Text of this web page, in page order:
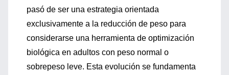
pasó de ser una estrategia orientada
exclusivamente a la reducción de peso para
considerarse una herramienta de optimización
biológica en adultos con peso normal o
sobrepeso leve. Esta evolución se fundamenta